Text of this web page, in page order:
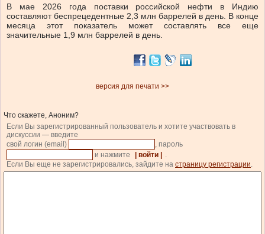
В мае 2026 года поставки российской нефти в Индию
составляют беспрецедентные 2,3 млн баррелей в день. В конце
месяца этот показатель может составлять все еще
значительные 1,9 млн баррелей в день.
версия для печати >>
Что скажете, Аноним?
Если Вы зарегистрированный пользователь и хотите участвовать в
дискуссии — введите
свой логин (email)
, пароль
и нажмите
| войти |
.
Если Вы еще не зарегистрировались, зайдите на страницу регистрации.